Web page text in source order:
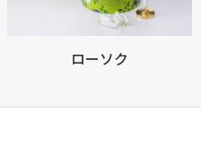
ローソク